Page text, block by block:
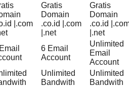
|.com
Gratis
Domain
.co.id |.com
|.net
Gratis
Domain
.co.id
|.net
6 Email
Account
Unlimited
Email
Account
Unlimited
Bandwith
Unlimited
Bandwith